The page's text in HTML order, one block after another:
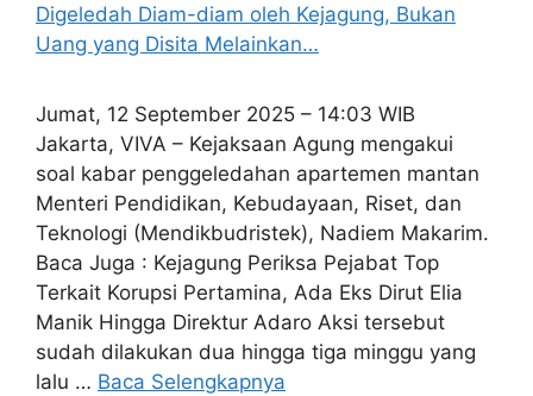
Jumat, 12 September 2025 – 14:03 WIB
Jakarta, VIVA – Kejaksaan Agung mengakui
soal kabar penggeledahan apartemen mantan
Menteri Pendidikan, Kebudayaan, Riset, dan
Teknologi (Mendikbudristek), Nadiem Makarim.
Baca Juga : Kejagung Periksa Pejabat Top
Terkait Korupsi Pertamina, Ada Eks Dirut Elia
Manik Hingga Direktur Adaro Aksi tersebut
sudah dilakukan dua hingga tiga minggu yang
lalu … Baca Selengkapnya